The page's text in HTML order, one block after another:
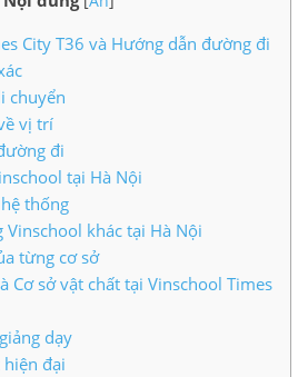
City T36 và Hướng dẫn đường đi
chuyển
vị trí
đi
tại Hà Nội
thống
khác tại Hà Nội
từng cơ sở
Cơ sở vật chất tại Vinschool Times
dạy
hiện đại